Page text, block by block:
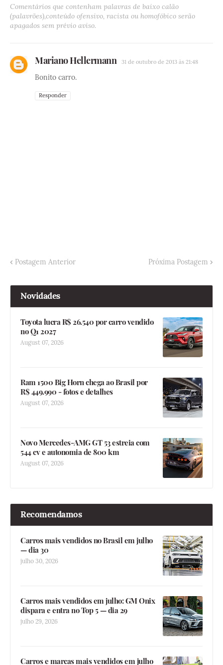
Comentários que contenham palavras de baixo calão
(palavrões),conteúdo ofensivo, racista ou homofóbico serão
apagados sem prévio aviso.
Mariano Hellermann 31 de outubro de 2013 às 21:48
Bonito carro.
Responder
Postagem Anterior Próxima Postagem
Novidades
Toyota lucra R$ 26.540 por carro vendido
no Q1 2027
August 07, 2026
Ram 1500 Big Horn chega ao Brasil por
R$ 449.990 - fotos e detalhes
August 07, 2026
Novo Mercedes-AMG GT 53 estreia com
544 cv e autonomia de 800 km
August 07, 2026
Recomendamos
Carros mais vendidos no Brasil em julho
— dia 30
julho 30, 2026
Carros mais vendidos em julho: GM Onix
dispara e entra no Top 5 — dia 29
julho 29, 2026
Carros e marcas mais vendidos em julho